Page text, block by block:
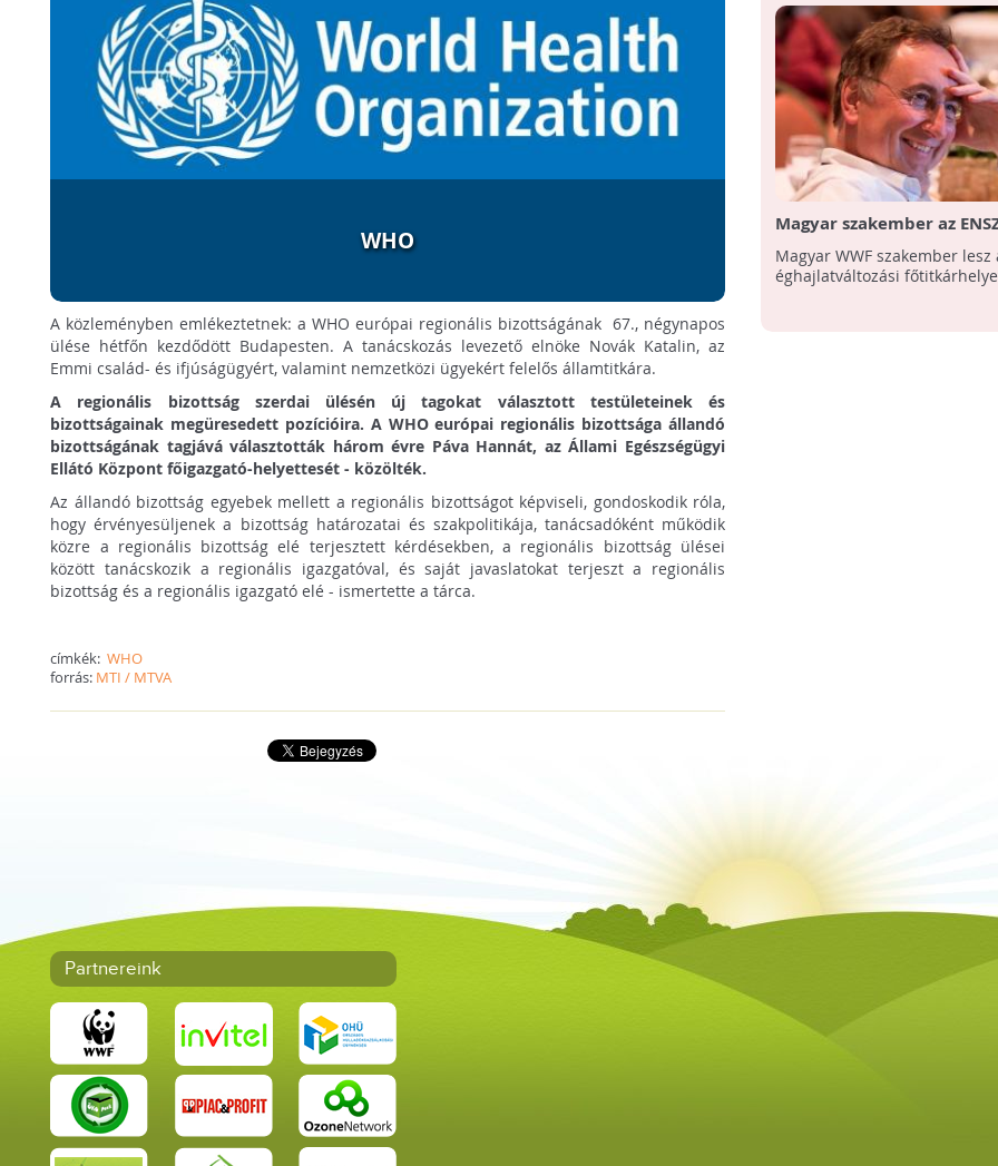
WHO
A közleményben emlékeztetnek: a WHO európai regionális bizottságának 67., négynapos
ülése hétfőn kezdődött Budapesten. A tanácskozás levezető elnöke Novák Katalin, az
Emmi család- és ifjúságügyért, valamint nemzetközi ügyekért felelős államtitkára.
A regionális bizottság szerdai ülésén új tagokat választott testületeinek és
bizottságainak megüresedett pozícióira. A WHO európai regionális bizottsága állandó
bizottságának tagjává választották három évre Páva Hannát, az Állami Egészségügyi
Ellátó Központ főigazgató-helyettesét - közölték.
Az állandó bizottság egyebek mellett a regionális bizottságot képviseli, gondoskodik róla,
hogy érvényesüljenek a bizottság határozatai és szakpolitikája, tanácsadóként működik
közre a regionális bizottság elé terjesztett kérdésekben, a regionális bizottság ülései
között tanácskozik a regionális igazgatóval, és saját javaslatokat terjeszt a regionális
bizottság és a regionális igazgató elé - ismertette a tárca.
címkék:WHO
forrás: MTI / MTVA
Magyar szakember az
éghajlatváltozási
főtitkárhelyettese
Magyar WWF szakember lesz
éghajlatváltozási
Partnereink